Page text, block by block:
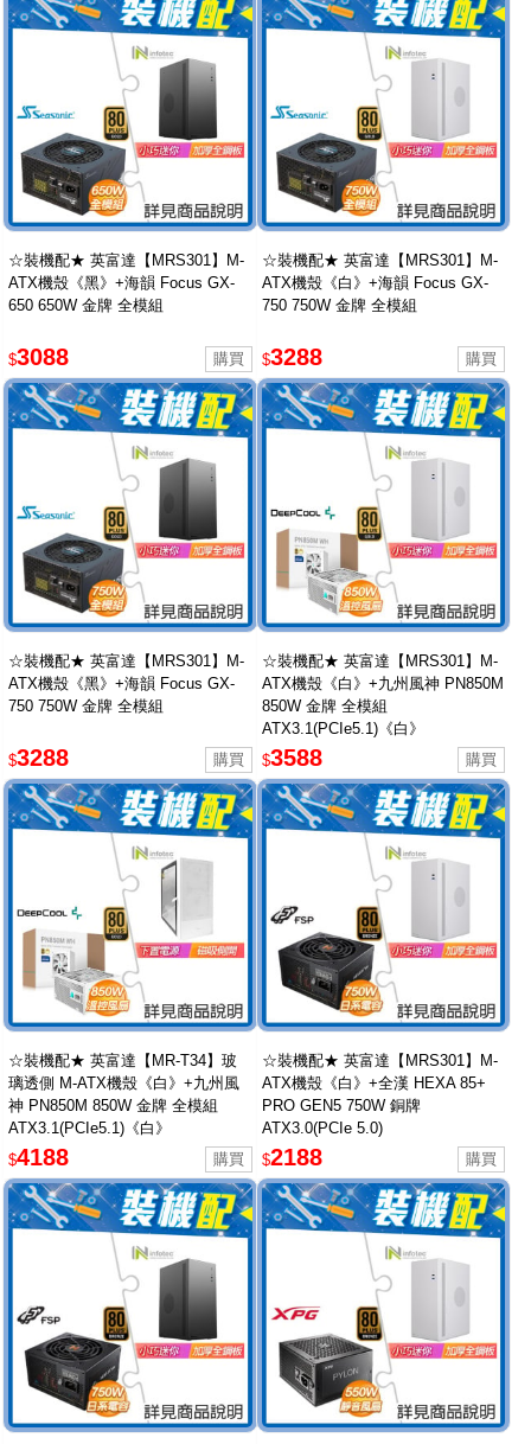
☆裝機配★ 英富達【MRS301】M-
ATX機殼《黑》+海韻 Focus GX-
650 650W 金牌 全模組
$3088
☆裝機配★ 英富達【MRS301】M-
ATX機殼《白》+海韻 Focus GX-
750 750W 金牌 全模組
$3288
☆裝機配★ 英富達【MRS301】M-
ATX機殼《黑》+海韻 Focus GX-
750 750W 金牌 全模組
$3288
☆裝機配★ 英富達【MRS301】M-
ATX機殼《白》+九州風神 PN850M
850W 金牌 全模組
ATX3.1(PCIe5.1)《白》
$3588
☆裝機配★ 英富達【MR-T34】玻
璃透側 M-ATX機殼《白》+九州風
神 PN850M 850W 金牌 全模組
ATX3.1(PCIe5.1)《白》
$4188
☆裝機配★ 英富達【MRS301】M-
ATX機殼《白》+全漢 HEXA 85+
PRO GEN5 750W 銅牌
ATX3.0(PCIe 5.0)
$2188